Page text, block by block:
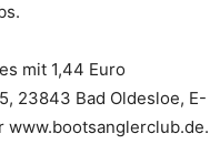
mit 1,44 Euro
23843 Bad Oldesloe, E-
www.bootsanglerclub.de.